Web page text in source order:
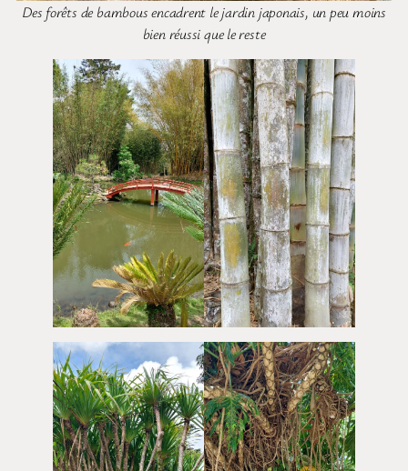
Des forêts de bambous encadrent le jardin japonais, un peu moins
bien réussi que le reste